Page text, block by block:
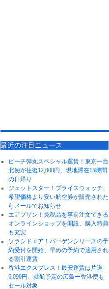
最近の注目ニュース
ピーチ弾丸スペシャル運賃！東京ー台
北便が往復12,000円、現地滞在15時間
の日帰り
ジェットスター！プライスウォッチ、
希望価格より安い航空券が販売された
らメールでお知らせ
エアプサン！免税品を事前注文できる
オンラインショップを開設、購入特典
も充実
ソラシドエア！バーゲンシリーズの予
約受付を開始、早めの予約で適用され
る割引運賃
香港エクスプレス！最安運賃は片道
6,090円、就航予定の広島ー香港便も
セール対象